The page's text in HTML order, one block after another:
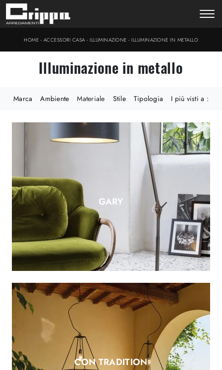
HOME - ACCESSORI CASA - ILLUMINAZIONE - ILLUMINAZIONE IN METALLO
Illuminazione in metallo
Marca Ambiente Materiale Stile Tipologia I più visti a :
GARY
CON TRADITION